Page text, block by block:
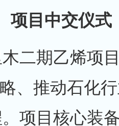
项目中交仪式
期乙烯项目
、推动石化
项目核心装